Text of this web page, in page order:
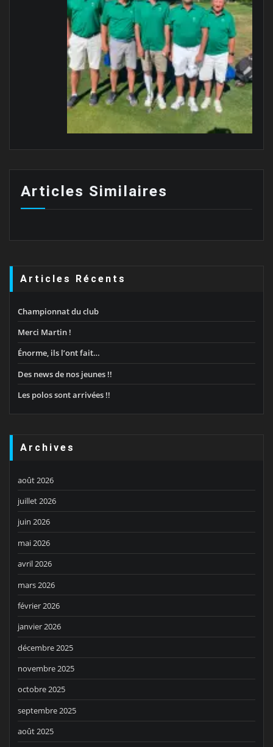
Articles Similaires
Articles Récents
Championnat du club
Merci Martin !
Énorme, ils l’ont fait…
Des news de nos jeunes !!
Les polos sont arrivées !!
Archives
août 2026
juillet 2026
juin 2026
mai 2026
avril 2026
mars 2026
février 2026
janvier 2026
décembre 2025
novembre 2025
octobre 2025
septembre 2025
août 2025